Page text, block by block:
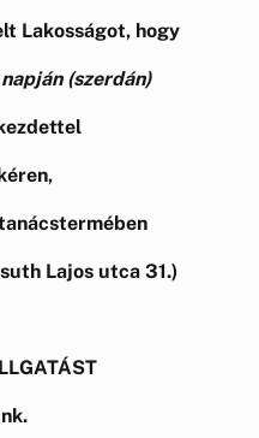
Lakosságot, hogy
(szerdán)
Lajos utca 31.)